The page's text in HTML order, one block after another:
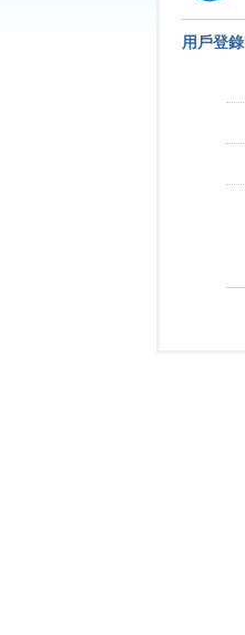
用戶登錄